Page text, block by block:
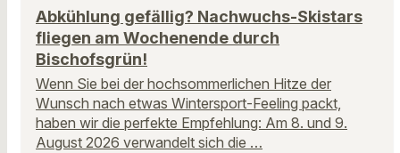
Abkühlung gefällig? Nachwuchs-Skistars
fliegen am Wochenende durch
Bischofsgrün!
Wenn Sie bei der hochsommerlichen Hitze der
Wunsch nach etwas Wintersport-Feeling packt,
haben wir die perfekte Empfehlung: Am 8. und 9.
August 2026 verwandelt sich die …